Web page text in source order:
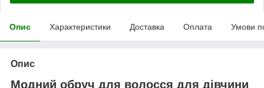
Опис Характеристики Доставка Оплата Умови
Опис
Модний обруч для волосся для дівчини